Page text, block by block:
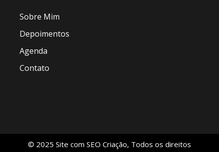
Sobre Mim
Depoimentos
Agenda
Contato
© 2025 Site com SEO Criação, Todos os direitos